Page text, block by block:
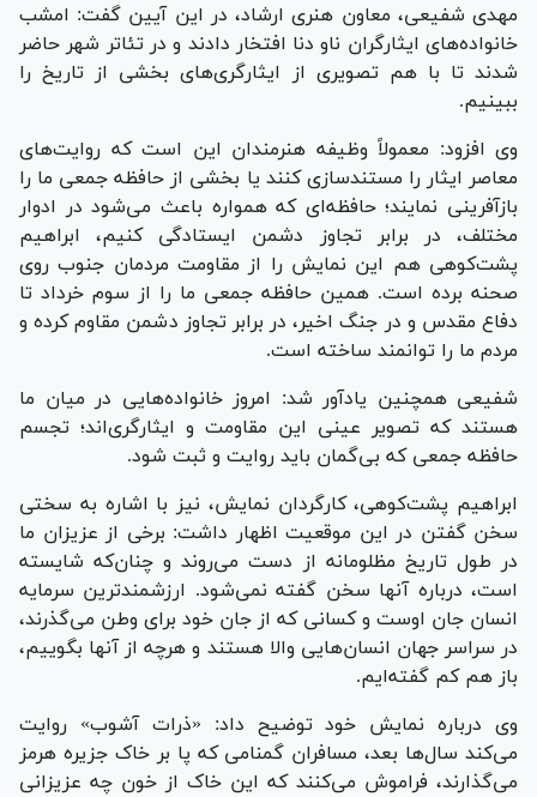
مهدی شفیعی، معاون هنری ارشاد، در این آیین گفت: امشب
خانواده‌های ایثارگران ناو دنا افتخار دادند و در تئاتر شهر حاضر
شدند تا با هم تصویری از ایثارگری‌های بخشی از تاریخ را
ببینیم.
وی افزود: معمولاً وظیفه هنرمندان این است که روایت‌های
معاصر ایثار را مستندسازی کنند یا بخشی از حافظه جمعی ما را
بازآفرینی نمایند؛ حافظه‌ای که همواره باعث می‌شود در ادوار
مختلف، در برابر تجاوز دشمن ایستادگی کنیم، ابراهیم
پشت‌کوهی هم این نمایش را از مقاومت مردمان جنوب روی
صحنه برده است. همین حافظه جمعی ما را از سوم خرداد تا
دفاع مقدس و در جنگ اخیر، در برابر تجاوز دشمن مقاوم کرده و
مردم ما را توانمند ساخته است.
شفیعی همچنین یادآور شد: امروز خانواده‌هایی در میان ما
هستند که تصویر عینی این مقاومت و ایثارگری‌اند؛ تجسم
حافظه جمعی که بی‌گمان باید روایت و ثبت شود.
ابراهیم پشت‌کوهی، کارگردان نمایش، نیز با اشاره به سختی
سخن گفتن در این موقعیت اظهار داشت: برخی از عزیزان ما
در طول تاریخ مظلومانه از دست می‌روند و چنان‌که شایسته
است، درباره آنها سخن گفته نمی‌شود. ارزشمندترین سرمایه
انسان جان اوست و کسانی که از جان خود برای وطن می‌گذرند،
در سراسر جهان انسان‌هایی والا هستند و هرچه از آنها بگوییم،
باز هم کم گفته‌ایم.
وی درباره نمایش خود توضیح داد: «ذرات آشوب» روایت
می‌کند سال‌ها بعد، مسافران گمنامی که پا بر خاک جزیره هرمز
می‌گذارند، فراموش می‌کنند که این خاک از خون چه عزیزانی